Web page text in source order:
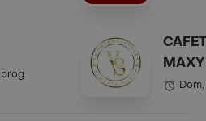
COL.).